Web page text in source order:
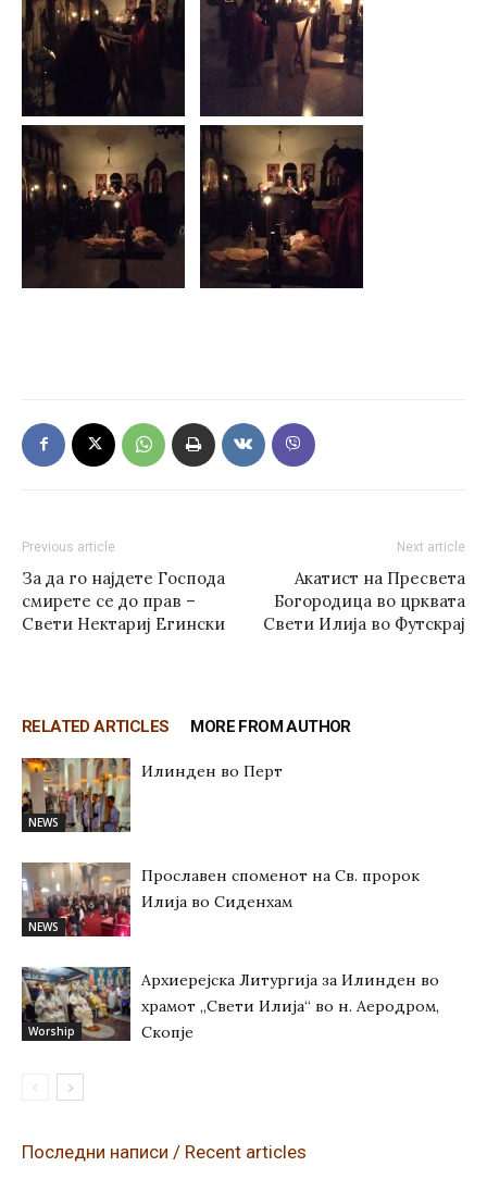
Previous article
За да го најдете Господа
смирете се до прав –
Свети Нектариј Егински
Next article
Акатист на Пресвета
Богородица во црквата
Свети Илија во Футскрај
RELATED ARTICLES MORE FROM AUTHOR
NEWS
Илинден во Перт
NEWS
Прославен споменот на Св. пророк
Илија во Сиденхам
Worship
Архиерејска Литургија за Илинден во
храмот „Свети Илија“ во н. Аеродром,
Скопје
Последни написи / Recent articles